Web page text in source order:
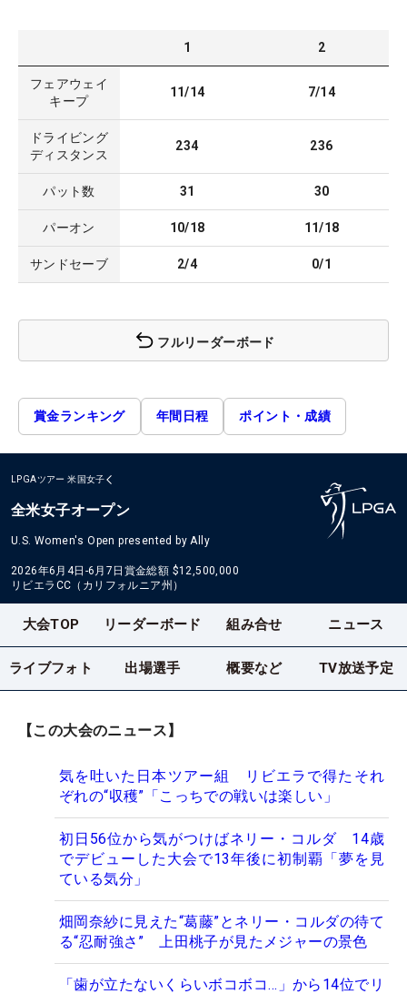
1 2
フェアウェイ
キープ
11/14 7/14
ドライビング
ディスタンス
234 236
パット数 31 30
パーオン 10/18 11/18
サンドセーブ 2/4 0/1
フルリーダーボード
賞金ランキング 年間日程 ポイント・成績
LPGAツアー 米国女子
全米女子オープン
U.S. Women's Open presented by Ally
2026年6月4日-6月7日 賞金総額 $12,500,000
リビエラCC（カリフォルニア州）
大会TOP リーダーボード 組み合せ ニュース
ライブフォト 出場選手 概要など TV放送予定
【この大会のニュース】
気を吐いた日本ツアー組 リビエラで得たそれ
ぞれの“収穫”「こっちでの戦いは楽しい」
初日56位から気がつけばネリー・コルダ 14歳
でデビューした大会で13年後に初制覇「夢を見
ている気分」
畑岡奈紗に見えた“葛藤”とネリー・コルダの待て
る“忍耐強さ” 上田桃子が見たメジャーの景色
「歯が立たないくらいボコボコ…」から14位でリ